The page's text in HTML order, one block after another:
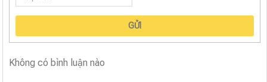
GỬI
Không có bình luận nào